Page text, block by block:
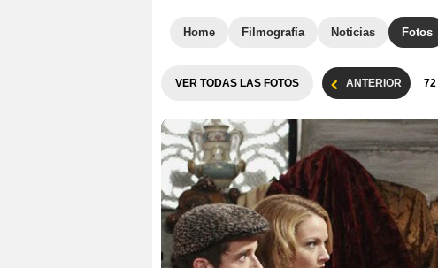
Home Filmografía Noticias Fotos
VER TODAS LAS FOTOS ANTERIOR 72